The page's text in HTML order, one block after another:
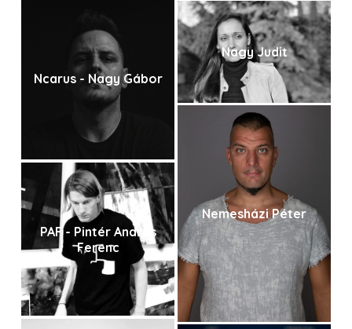
Ncarus - Nagy Gábor
Nagy Judit
Nemesházi Péter
PAF - Pintér András
Ferenc